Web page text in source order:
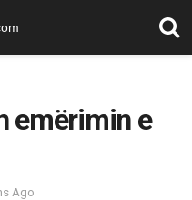
emërimin e
Ago